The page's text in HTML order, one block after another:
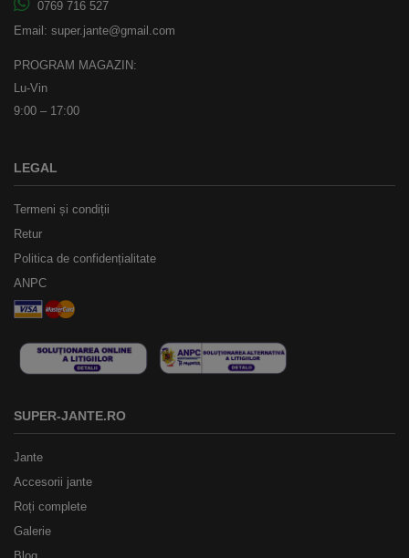
0769 716 527
Email: super.jante@gmail.com
PROGRAM MAGAZIN:
Lu-Vin
9:00 – 17:00
LEGAL
Termeni și condiții
Retur
Politica de confidențialitate
ANPC
SUPER-JANTE.RO
Jante
Accesorii jante
Roți complete
Galerie